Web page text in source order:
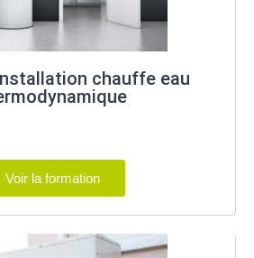
chauffe eau
Voir la formation